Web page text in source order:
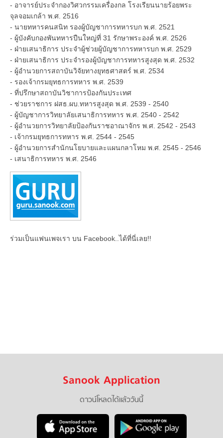
- อาจารย์ประจำกองวิศวกรรมเครื่องกล โรงเรียนนายร้อยพระ
จุลจอมเกล้า พ.ศ. 2516
- นายทหารคนสนิท รองผู้บัญชาการทหารบก พ.ศ. 2521
- ผู้บังคับกองพันทหารปืนใหญ่ที่ 31 รักษาพระองค์ พ.ศ. 2526
- ฝ่ายเสนาธิการ ประจำผู้ช่วยผู้บัญชาการทหารบก พ.ศ. 2529
- ฝ่ายเสนาธิการ ประจำรองผู้บัญชาการทหารสูงสุด พ.ศ. 2532
- ผู้อำนวยการสถาบันวิจัยทางยุทธศาสตร์ พ.ศ. 2534
- รองเจ้ากรมยุทธการทหาร พ.ศ. 2539
- ที่ปรึกษาสถาบันวิชาการป้องกันประเทศ
- ช่วยราชการ ฝสธ.ผบ.ทหารสูงสุด พ.ศ. 2539 - 2540
- ผู้บัญชาการวิทยาลัยเสนาธิการทหาร พ.ศ. 2540 - 2542
- ผู้อำนวยการวิทยาลัยป้องกันราชอาณาจักร พ.ศ. 2542 - 2543
- เจ้ากรมยุทธการทหาร พ.ศ. 2544 - 2545
- ผู้อำนวยการสำนักนโยบายและแผนกลาโหม พ.ศ. 2545 - 2546
- เสนาธิการทหาร พ.ศ. 2546
ร่วมเป็นแฟนเพจเรา บน Facebook..ได้ที่นี่เลย!!
Sanook Application
ดาวน์โหลดได้แล้ววันนี้